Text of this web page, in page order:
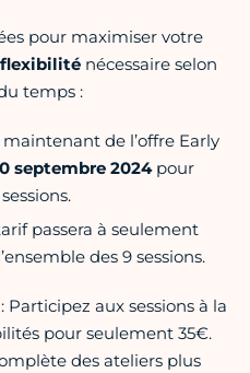
pour maximiser votre
flexibilité nécessaire selon
temps :
de l’offre Early
septembre 2024pour
passera à seulement
des 9 sessions.
: Participez aux sessions à la
pour seulement 35€.
des ateliers plus